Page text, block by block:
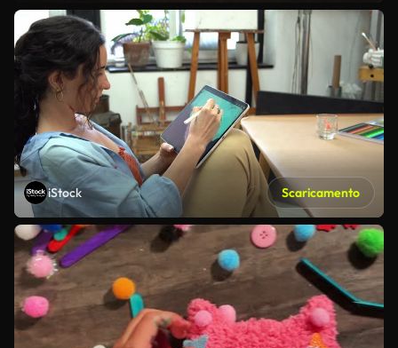
iStock Scaricamento